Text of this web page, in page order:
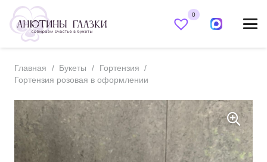
0
Главная / Букеты / Гортензия /
Гортензия розовая в оформлении